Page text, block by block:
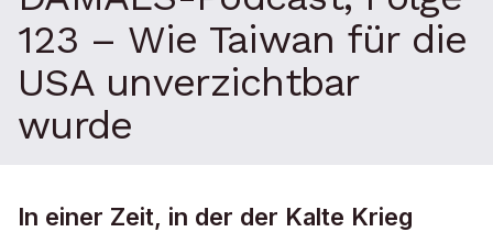
123 – Wie Taiwan für die
USA unverzichtbar
wurde
In einer Zeit, in der der Kalte Krieg